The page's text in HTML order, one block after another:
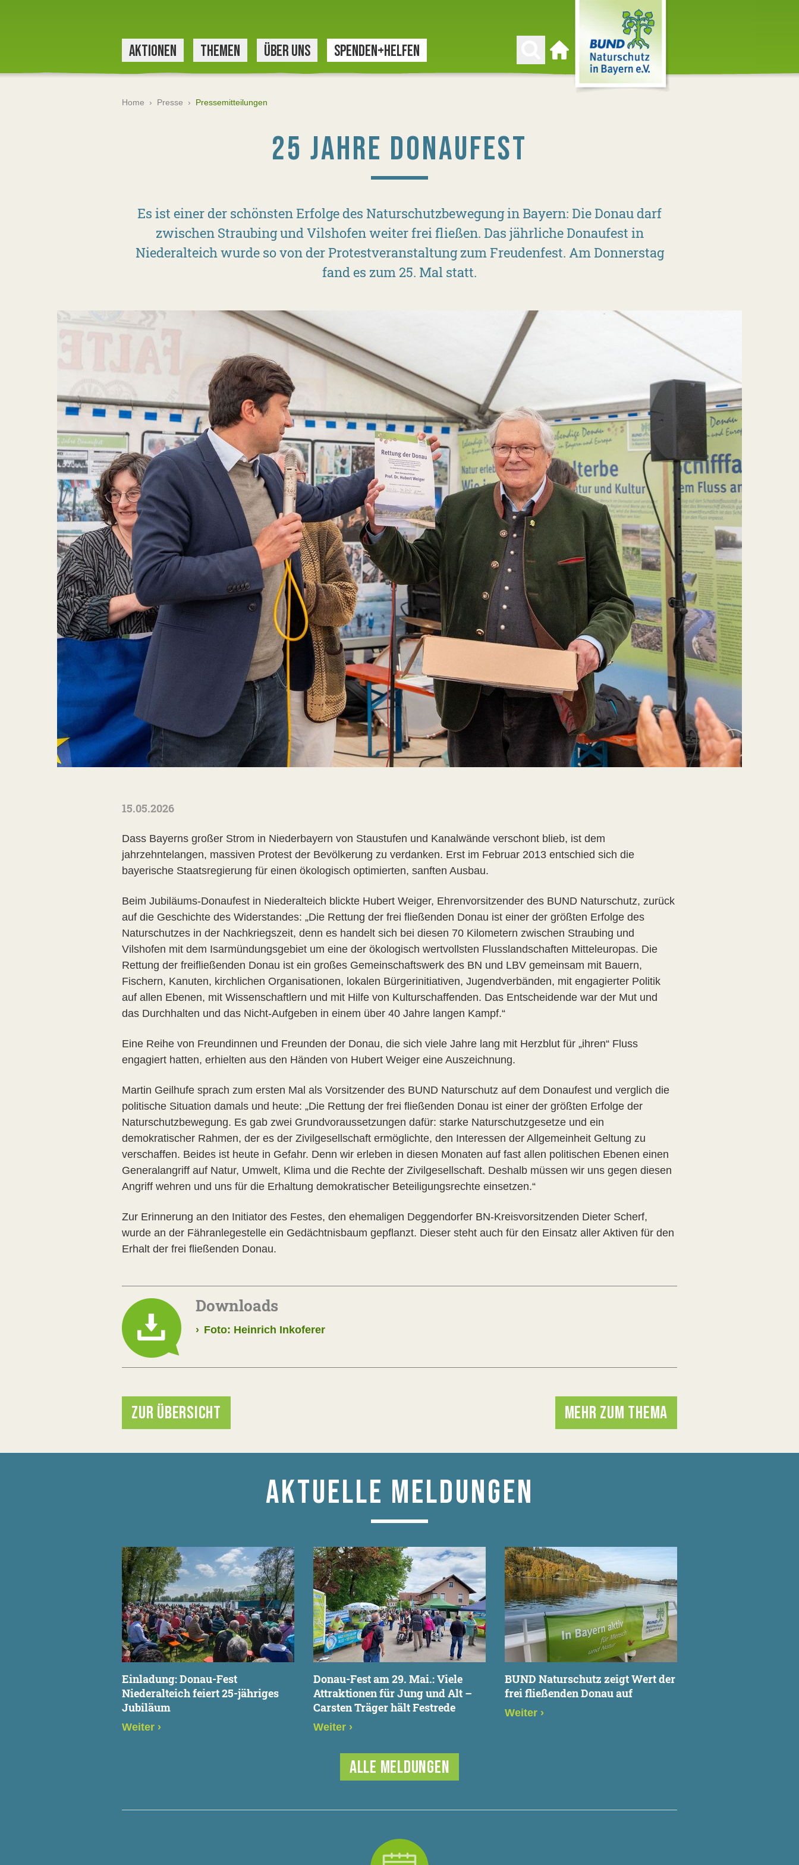
AKTIONEN THEMEN ÜBER UNS SPENDEN+HELFEN
Zur Startseite
Home › Presse › Pressemitteilungen
25 JAHRE DONAUFEST
Es ist einer der schönsten Erfolge des Naturschutzbewegung in Bayern: Die Donau darf
zwischen Straubing und Vilshofen weiter frei fließen. Das jährliche Donaufest in
Niederalteich wurde so von der Protestveranstaltung zum Freudenfest. Am Donnerstag
fand es zum 25. Mal statt.
15.05.2026
Dass Bayerns großer Strom in Niederbayern von Staustufen und Kanalwände verschont blieb, ist dem
jahrzehntelangen, massiven Protest der Bevölkerung zu verdanken. Erst im Februar 2013 entschied sich die
bayerische Staatsregierung für einen ökologisch optimierten, sanften Ausbau.
Beim Jubiläums-Donaufest in Niederalteich blickte Hubert Weiger, Ehrenvorsitzender des BUND Naturschutz, zurück
auf die Geschichte des Widerstandes: „Die Rettung der frei fließenden Donau ist einer der größten Erfolge des
Naturschutzes in der Nachkriegszeit, denn es handelt sich bei diesen 70 Kilometern zwischen Straubing und
Vilshofen mit dem Isarmündungsgebiet um eine der ökologisch wertvollsten Flusslandschaften Mitteleuropas. Die
Rettung der freifließenden Donau ist ein großes Gemeinschaftswerk des BN und LBV gemeinsam mit Bauern,
Fischern, Kanuten, kirchlichen Organisationen, lokalen Bürgerinitiativen, Jugendverbänden, mit engagierter Politik
auf allen Ebenen, mit Wissenschaftlern und mit Hilfe von Kulturschaffenden. Das Entscheidende war der Mut und
das Durchhalten und das Nicht-Aufgeben in einem über 40 Jahre langen Kampf.“
Eine Reihe von Freundinnen und Freunden der Donau, die sich viele Jahre lang mit Herzblut für „ihren“ Fluss
engagiert hatten, erhielten aus den Händen von Hubert Weiger eine Auszeichnung.
Martin Geilhufe sprach zum ersten Mal als Vorsitzender des BUND Naturschutz auf dem Donaufest und verglich die
politische Situation damals und heute: „Die Rettung der frei fließenden Donau ist einer der größten Erfolge der
Naturschutzbewegung. Es gab zwei Grundvoraussetzungen dafür: starke Naturschutzgesetze und ein
demokratischer Rahmen, der es der Zivilgesellschaft ermöglichte, den Interessen der Allgemeinheit Geltung zu
verschaffen. Beides ist heute in Gefahr. Denn wir erleben in diesen Monaten auf fast allen politischen Ebenen einen
Generalangriff auf Natur, Umwelt, Klima und die Rechte der Zivilgesellschaft. Deshalb müssen wir uns gegen diesen
Angriff wehren und uns für die Erhaltung demokratischer Beteiligungsrechte einsetzen.“
Zur Erinnerung an den Initiator des Festes, den ehemaligen Deggendorfer BN-Kreisvorsitzenden Dieter Scherf,
wurde an der Fähranlegestelle ein Gedächtnisbaum gepflanzt. Dieser steht auch für den Einsatz aller Aktiven für den
Erhalt der frei fließenden Donau.
Downloads
› Foto: Heinrich Inkoferer
ZUR ÜBERSICHT MEHR ZUM THEMA
AKTUELLE MELDUNGEN
Einladung: Donau-Fest
Niederalteich feiert 25-jähriges
Jubiläum
Weiter ›
Donau-Fest am 29. Mai.: Viele
Attraktionen für Jung und Alt –
Carsten Träger hält Festrede
Weiter ›
BUND Naturschutz zeigt Wert der
frei fließenden Donau auf
Weiter ›
ALLE MELDUNGEN